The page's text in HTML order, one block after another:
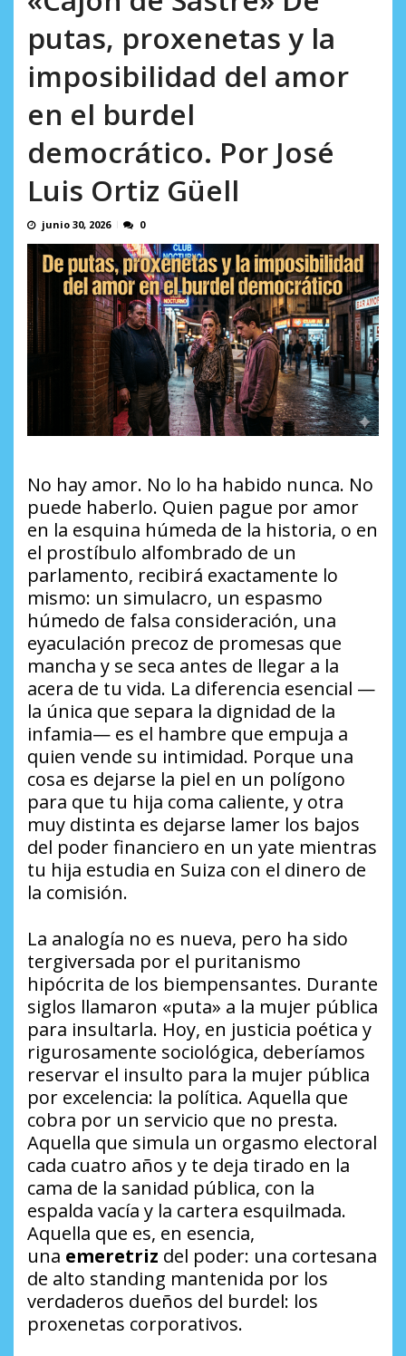
putas, proxenetas y la
imposibilidad del amor
en el burdel
democrático. Por José
Luis Ortiz Güell
junio 30, 2026 0
No hay amor. No lo ha habido nunca. No
puede haberlo. Quien pague por amor
en la esquina húmeda de la historia, o en
el prostíbulo alfombrado de un
parlamento, recibirá exactamente lo
mismo: un simulacro, un espasmo
húmedo de falsa consideración, una
eyaculación precoz de promesas que
mancha y se seca antes de llegar a la
acera de tu vida. La diferencia esencial —
la única que separa la dignidad de la
infamia— es el hambre que empuja a
quien vende su intimidad. Porque una
cosa es dejarse la piel en un polígono
para que tu hija coma caliente, y otra
muy distinta es dejarse lamer los bajos
del poder financiero en un yate mientras
tu hija estudia en Suiza con el dinero de
la comisión.
La analogía no es nueva, pero ha sido
tergiversada por el puritanismo
hipócrita de los biempensantes. Durante
siglos llamaron «puta» a la mujer pública
para insultarla. Hoy, en justicia poética y
rigurosamente sociológica, deberíamos
reservar el insulto para la mujer pública
por excelencia: la política. Aquella que
cobra por un servicio que no presta.
Aquella que simula un orgasmo electoral
cada cuatro años y te deja tirado en la
cama de la sanidad pública, con la
espalda vacía y la cartera esquilmada.
Aquella que es, en esencia,
una emeretriz del poder: una cortesana
de alto standing mantenida por los
verdaderos dueños del burdel: los
proxenetas corporativos.